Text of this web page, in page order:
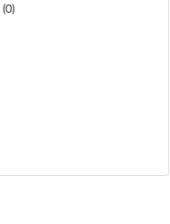
(0)